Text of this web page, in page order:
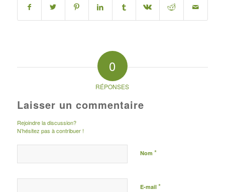
0
RÉPONSES
Laisser un commentaire
Rejoindre la discussion?
N’hésitez pas à contribuer !
Nom *
E-mail *